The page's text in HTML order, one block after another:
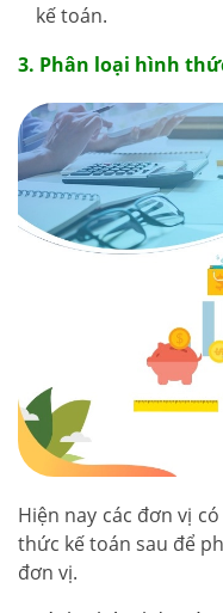
kế toán.
3. Phân loại hình
Hiện nay các đơn vị
thức kế toán sau để
đơn vị.